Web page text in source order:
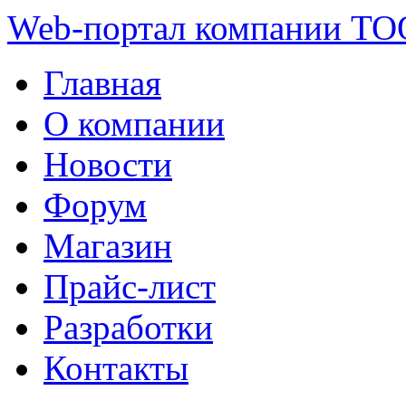
Web-портал компании
Главная
О компании
Новости
Форум
Магазин
Прайс-лист
Разработки
Контакты